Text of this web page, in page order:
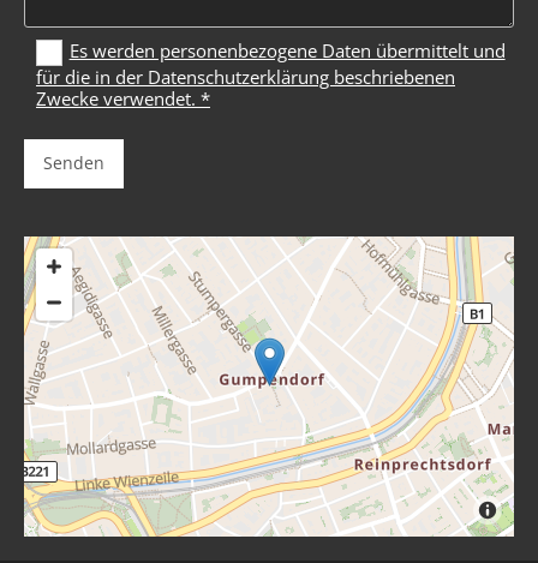
Es werden personenbezogene Daten übermittelt und
für die in der Datenschutzerklärung beschriebenen
Zwecke verwendet. *